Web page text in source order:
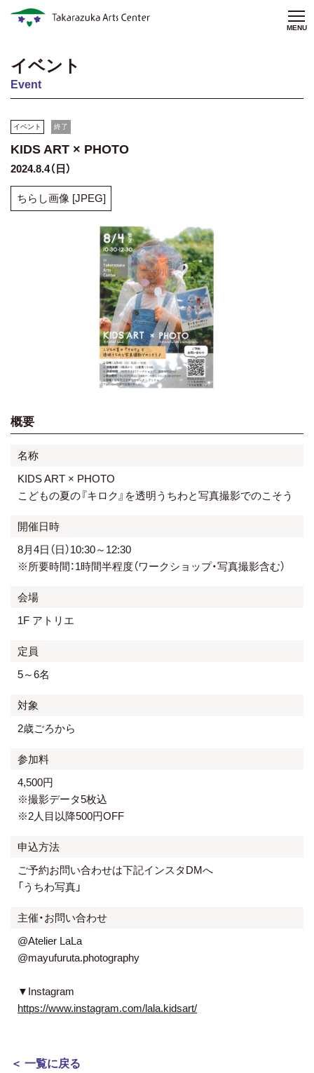
MENU
イベント
Event
イベント 終了
KIDS ART × PHOTO
2024.8.4（日）
ちらし画像 [JPEG]
概要
名称
KIDS ART × PHOTO
こどもの夏の『キロク』を透明うちわと写真撮影でのこそう
開催日時
8月4日（日）10:30～12:30
※所要時間：1時間半程度（ワークショップ・写真撮影含む）
会場
1F アトリエ
定員
5～6名
対象
2歳ごろから
参加料
4,500円
※撮影データ5枚込
※2人目以降500円OFF
申込方法
ご予約お問い合わせは下記インスタDMへ
「うちわ写真」
主催・お問い合わせ
@Atelier LaLa
@mayufuruta.photography
▼Instagram
https://www.instagram.com/lala.kidsart/
＜ 一覧に戻る